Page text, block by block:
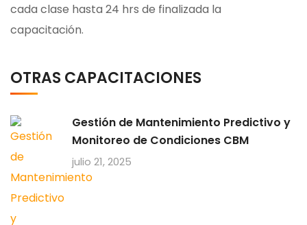
cada clase hasta 24 hrs de finalizada la
capacitación.
OTRAS CAPACITACIONES
Gestión de Mantenimiento Predictivo y
Monitoreo de Condiciones CBM
julio 21, 2025